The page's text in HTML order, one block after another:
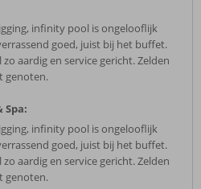
infinity pool is ongelooflijk
goed, juist bij het buffet.
aardig en service gericht. Zelden
genoten.
Spa:
infinity pool is ongelooflijk
goed, juist bij het buffet.
aardig en service gericht. Zelden
genoten.